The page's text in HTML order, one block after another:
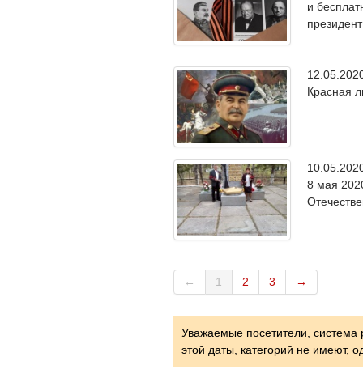
и
Красная
8 мая
← 1 2 3 →
Уважаемые посетители, система
этой даты, категорий не имеют,